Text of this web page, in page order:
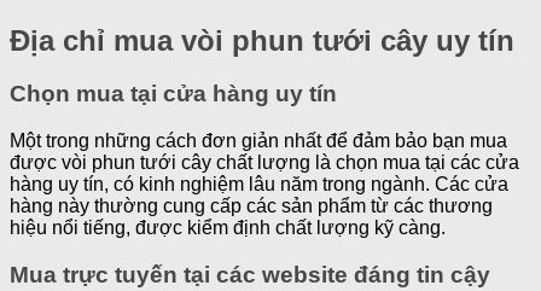
Địa chỉ mua vòi phun tưới cây uy tín
Chọn mua tại cửa hàng uy tín
Một trong những cách đơn giản nhất để đảm bảo bạn mua
được vòi phun tưới cây chất lượng là chọn mua tại các cửa
hàng uy tín, có kinh nghiệm lâu năm trong ngành. Các cửa
hàng này thường cung cấp các sản phẩm từ các thương
hiệu nổi tiếng, được kiểm định chất lượng kỹ càng.
Mua trực tuyến tại các website đáng tin cậy